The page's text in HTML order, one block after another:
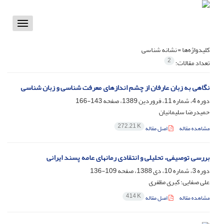
Toggle
کلیدواژه‌ها =نشانه شناسی
تعداد مقالات: 2
نگاهی به زبان عارفان از چشم اندازهای معرفت شناسی و زبان شناسی
دوره 4، شماره 11، فروردین 1389، صفحه
143-166
حمیدرضا سلیمانیان
مشاهده مقاله اصل مقاله 272.21 K
بررسی توصیفی، تحلیلی و انتقادی رمانهای عامه پسند ایرانی
دوره 3، شماره 10، دی 1388، صفحه
109-136
علی صفایی؛ کبری مظفری
مشاهده مقاله اصل مقاله 414 K